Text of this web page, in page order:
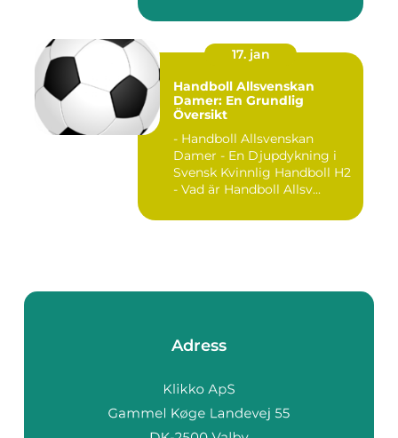
17. jan
Handboll Allsvenskan
Damer: En Grundlig
Översikt
- Handboll Allsvenskan
Damer - En Djupdykning i
Svensk Kvinnlig Handboll H2
- Vad är Handboll Allsv...
Adress